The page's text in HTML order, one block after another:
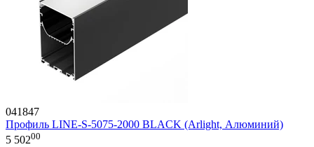
041847
Профиль LINE-S-5075-2000 BLACK (Arlight, Алюминий)
5 50200